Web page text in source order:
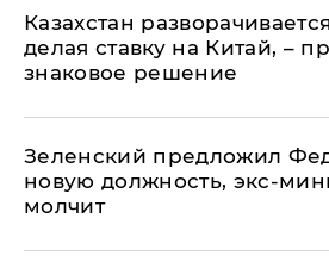
Казахстан
делая ставку на Китай, –
знаковое решение
Зеленский предложил
новую должность, экс-
молчит